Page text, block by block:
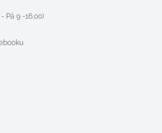
- Pá 9 -16.00)